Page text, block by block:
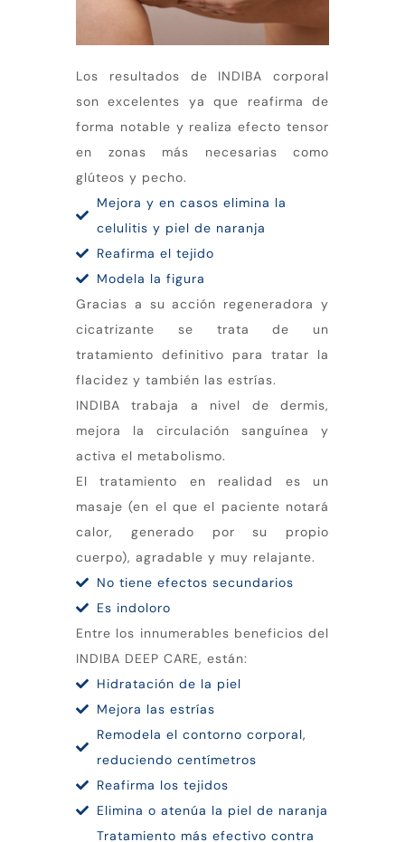
Los resultados de INDIBA corporal
son excelentes ya que reafirma de
forma notable y realiza efecto tensor
en zonas más necesarias como
glúteos y pecho.
Mejora y en casos elimina la
celulitis y piel de naranja
Reafirma el tejido
Modela la figura
Gracias a su acción regeneradora y
cicatrizante se trata de un
tratamiento definitivo para tratar la
flacidez y también las estrías.
INDIBA trabaja a nivel de dermis,
mejora la circulación sanguínea y
activa el metabolismo.
El tratamiento en realidad es un
masaje (en el que el paciente notará
calor, generado por su propio
cuerpo), agradable y muy relajante.
No tiene efectos secundarios
Es indoloro
Entre los innumerables beneficios del
INDIBA DEEP CARE, están:
Hidratación de la piel
Mejora las estrías
Remodela el contorno corporal,
reduciendo centímetros
Reafirma los tejidos
Elimina o atenúa la piel de naranja
Tratamiento más efectivo contra